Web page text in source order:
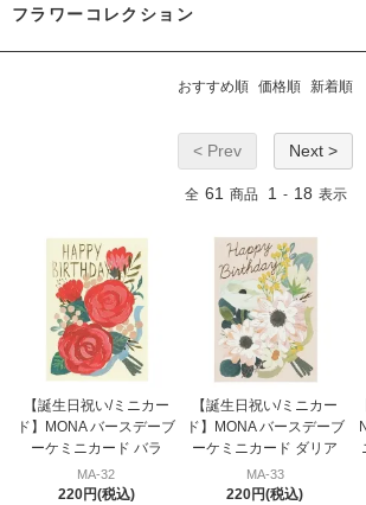
フラワーコレクション
おすすめ順 価格順 新着順
< Prev Next >
全 61 商品 1 - 18 表示
【誕生日祝い/ミニカー
ド】MONA バースデーブ
ーケミニカード バラ
MA-32
220円(税込)
【誕生日祝い/ミニカー
ド】MONA バースデーブ
ーケミニカード ダリア
MA-33
220円(税込)